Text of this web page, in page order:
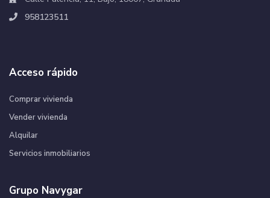
958123511
Acceso rápido
Comprar vivienda
Vender vivienda
Alquilar
Servicios inmobiliarios
Grupo Navygar